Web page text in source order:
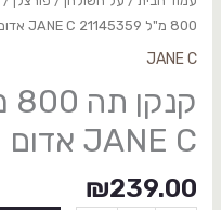
800 מ"ל 21145359 JANE C אדום
JANE C
JANE C אדום
₪239.00